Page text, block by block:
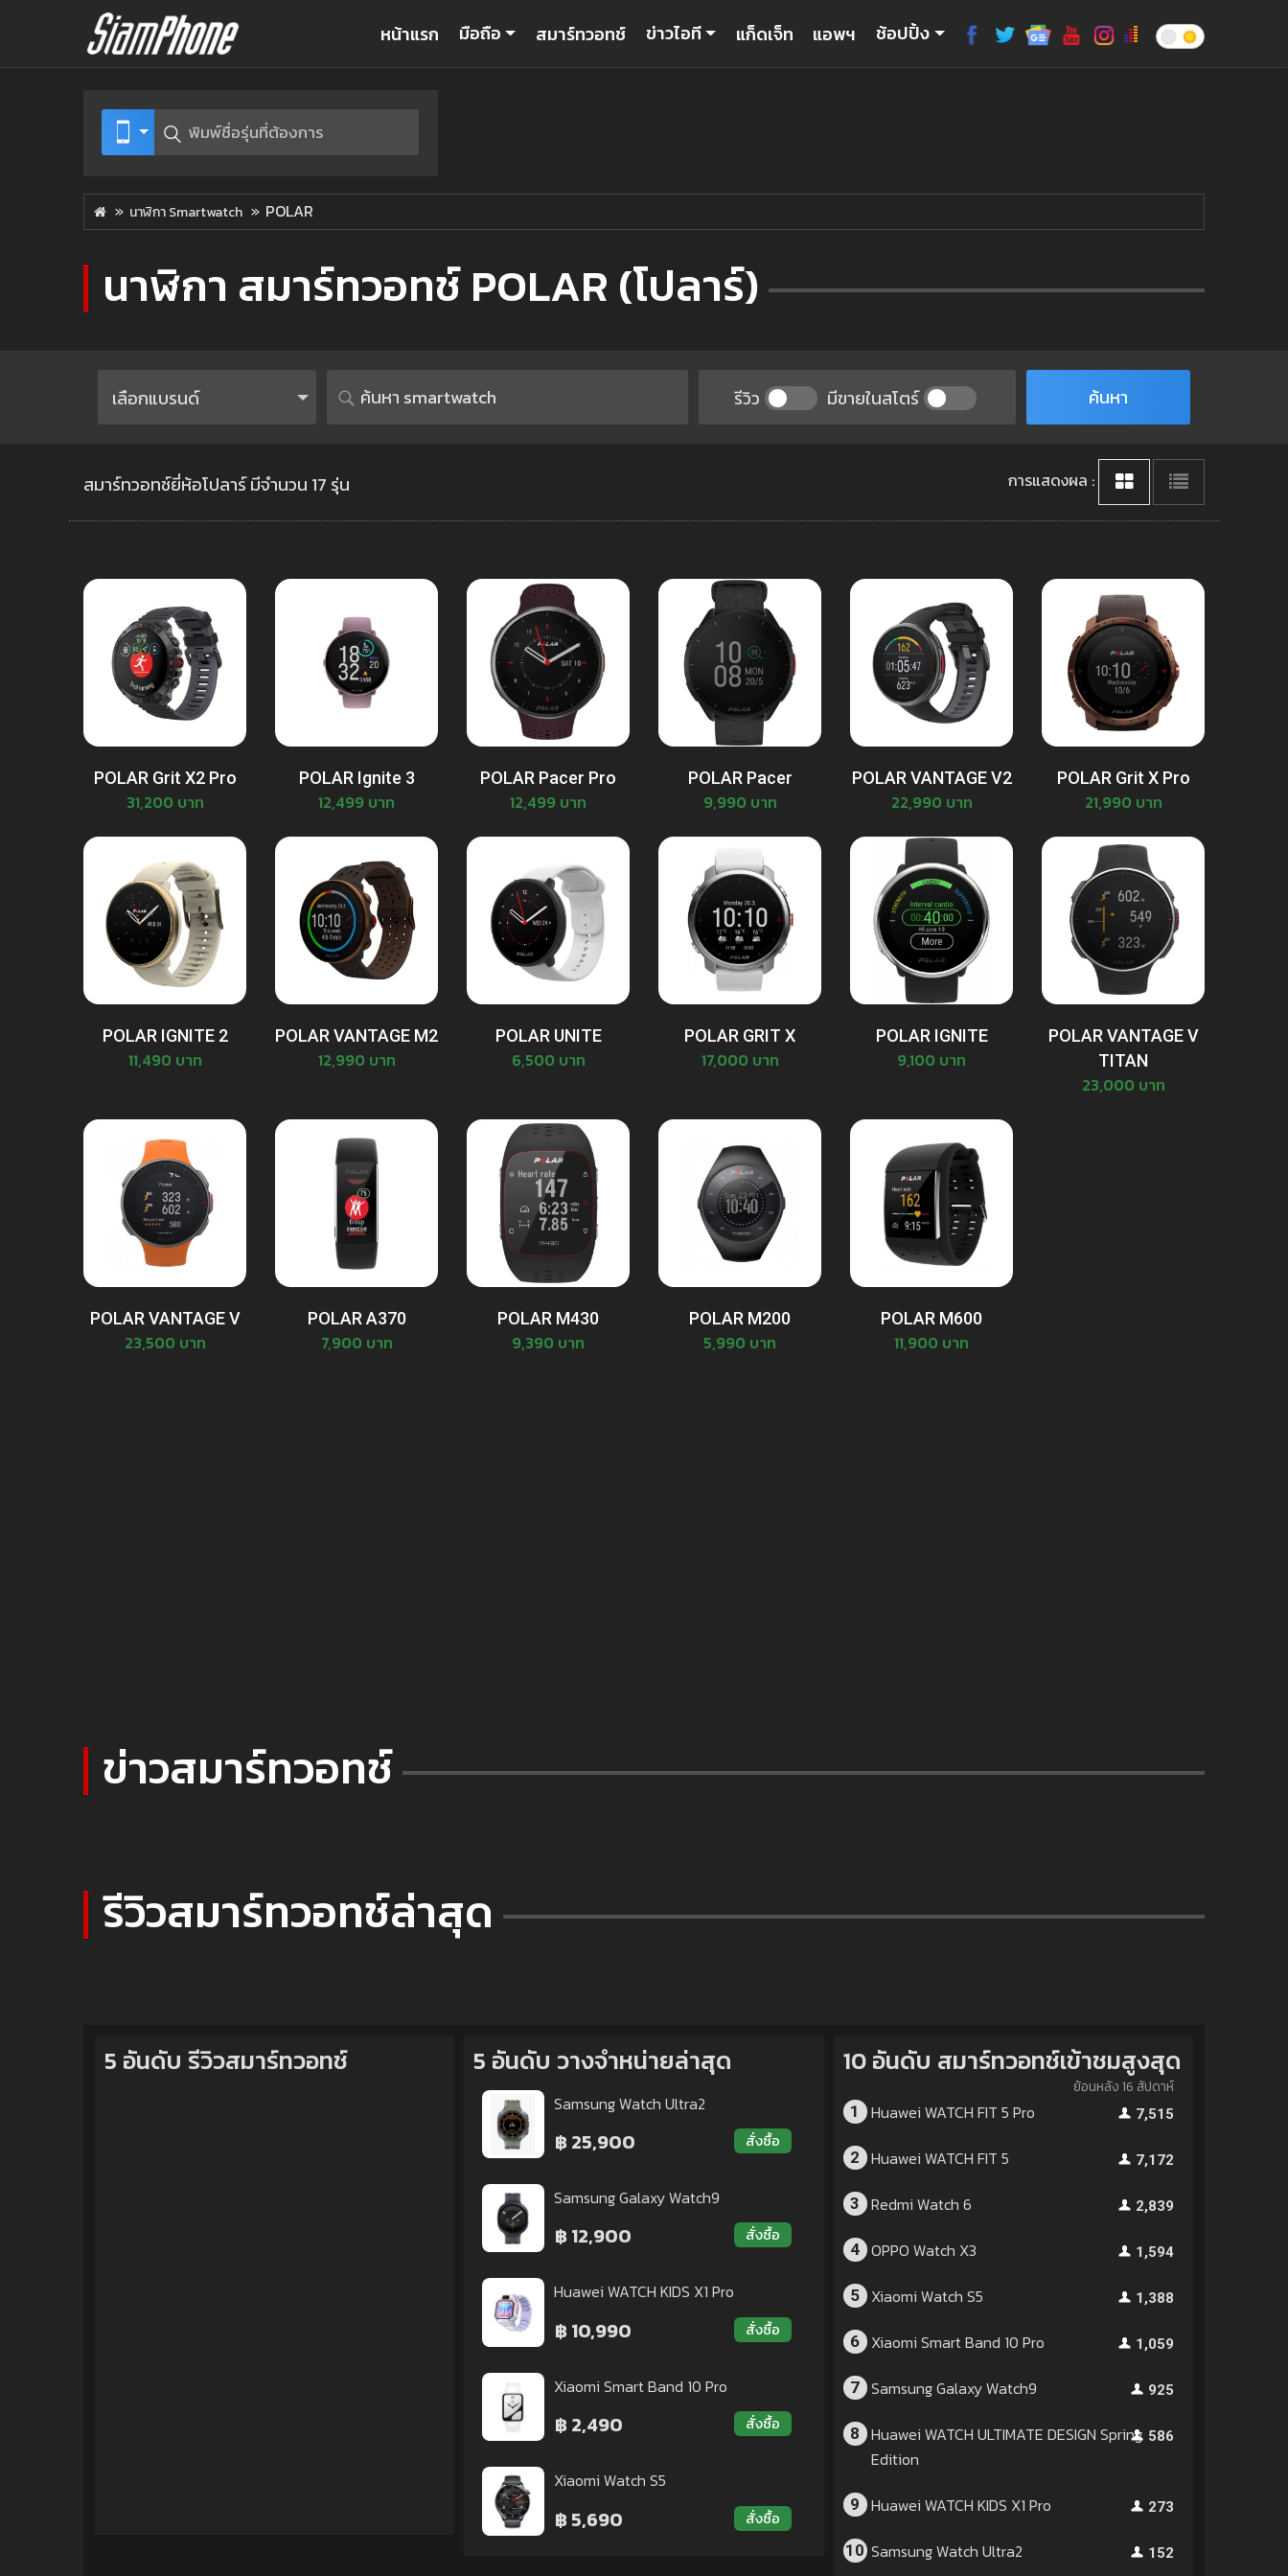
หน้าแรก มือถือ สมาร์ทวอทช์ ข่าวไอที แก็ดเจ็ท แอพฯ ช้อปปิ้ง
นาฬิกา Smartwatch POLAR
นาฬิกา สมาร์ทวอทช์ POLAR (โปลาร์)
เลือกแบรนด์ รีวิว มีขายในสโตร์ ค้นหา
สมาร์ทวอทช์ยี่ห้อโปลาร์ มีจำนวน 17 รุ่น การแสดงผล :
POLAR Grit X2 Pro
31,200 บาท
POLAR Ignite 3
12,499 บาท
POLAR Pacer Pro
12,499 บาท
POLAR Pacer
9,990 บาท
POLAR VANTAGE V2
22,990 บาท
POLAR Grit X Pro
21,990 บาท
POLAR IGNITE 2
11,490 บาท
POLAR VANTAGE M2
12,990 บาท
POLAR UNITE
6,500 บาท
POLAR GRIT X
17,000 บาท
POLAR IGNITE
9,100 บาท
POLAR VANTAGE V
TITAN
23,000 บาท
POLAR VANTAGE V
23,500 บาท
POLAR A370
7,900 บาท
POLAR M430
9,390 บาท
POLAR M200
5,990 บาท
POLAR M600
11,900 บาท
ข่าวสมาร์ทวอทช์
รีวิวสมาร์ทวอทช์ล่าสุด
5 อันดับ รีวิวสมาร์ทวอทช์ 5 อันดับ วางจำหน่ายล่าสุด
Samsung Watch Ultra2
฿ 25,900 สั่งซื้อ
Samsung Galaxy Watch9
฿ 12,900 สั่งซื้อ
Huawei WATCH KIDS X1 Pro
฿ 10,990 สั่งซื้อ
Xiaomi Smart Band 10 Pro
฿ 2,490 สั่งซื้อ
Xiaomi Watch S5
฿ 5,690 สั่งซื้อ
10 อันดับ สมาร์ทวอทช์เข้าชมสูงสุด
ย้อนหลัง 16 สัปดาห์
1 Huawei WATCH FIT 5 Pro 7,515
2 Huawei WATCH FIT 5 7,172
3 Redmi Watch 6 2,839
4 OPPO Watch X3 1,594
5 Xiaomi Watch S5 1,388
6 Xiaomi Smart Band 10 Pro 1,059
7 Samsung Galaxy Watch9 925
8
Huawei WATCH ULTIMATE DESIGN Spring
Edition
586
9 Huawei WATCH KIDS X1 Pro 273
10 Samsung Watch Ultra2 152